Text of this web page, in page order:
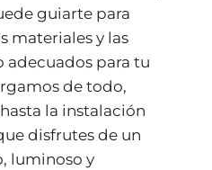
guiarte para
materiales y las
adecuados para tu
de todo,
la instalación
disfrutes de un
luminoso y